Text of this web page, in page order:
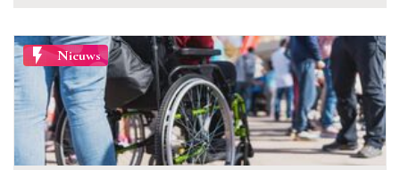
flash_on Nieuws